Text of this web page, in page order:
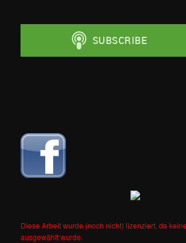
Diese Arbeit wurde (noch nicht) lizenziert, da
ausgewählt wurde.